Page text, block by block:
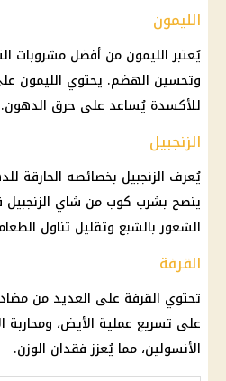
الليمون
يُعتبر الليمون من أفضل مشروبات
وتحسين الهضم. يحتوي الليمون
للأكسدة يُساعد على حرق الدهون.
الزنجبيل
يُعرف الزنجبيل بخصائصه الحارقة
ينصح بشرب كوب من شاي الزنجبيل
الشعور بالشبع وتقليل تناول
القرفة
تحتوي القرفة على العديد من
على تسريع عملية الأيض، ومحاربة
الأنسولين، مما يُعزز فقدان الوزن.